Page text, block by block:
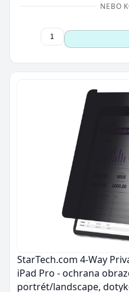
NEBO
StarTech.com 4-Way
iPad Pro - ochrana
portrét/landscape,